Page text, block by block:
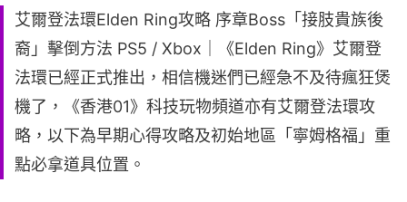
艾爾登法環Elden Ring攻略 序章Boss「接肢貴族後
裔」擊倒方法 PS5 / Xbox｜《Elden Ring》艾爾登
法環已經正式推出，相信機迷們已經急不及待瘋狂煲
機了，《香港01》科技玩物頻道亦有艾爾登法環攻
略，以下為早期心得攻略及初始地區「寧姆格福」重
點必拿道具位置。